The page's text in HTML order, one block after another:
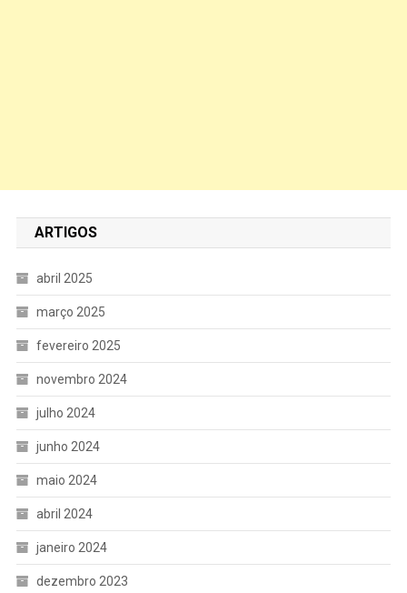
ARTIGOS
abril 2025
março 2025
fevereiro 2025
novembro 2024
julho 2024
junho 2024
maio 2024
abril 2024
janeiro 2024
dezembro 2023